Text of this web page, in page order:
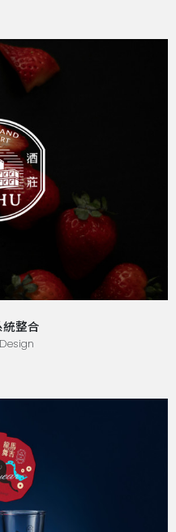
整合